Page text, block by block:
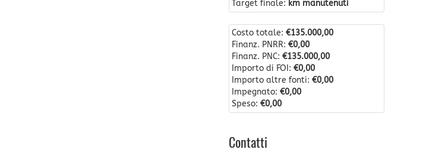
Target finale: km manutenuti
Costo totale: €135.000,00
Finanz. PNRR: €0,00
Finanz. PNC: €135.000,00
Importo di FOI: €0,00
Importo altre fonti: €0,00
Impegnato: €0,00
Speso: €0,00
Contatti